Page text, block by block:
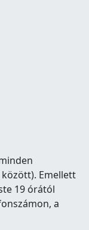
között). Emellett
19 órától
a